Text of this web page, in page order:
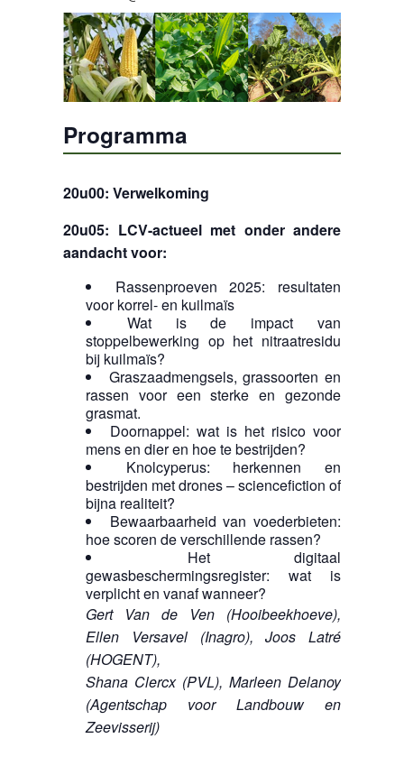
CONTACT
Programma
20u00: Verwelkoming
20u05: LCV-actueel met onder andere
aandacht voor:
Rassenproeven 2025: resultaten
voor korrel- en kuilmaïs
Wat is de impact van
stoppelbewerking op het nitraatresidu
bij kuilmaïs?
Graszaadmengsels, grassoorten en
rassen voor een sterke en gezonde
grasmat.
Doornappel: wat is het risico voor
mens en dier en hoe te bestrijden?
Knolcyperus: herkennen en
bestrijden met drones – sciencefiction of
bijna realiteit?
Bewaarbaarheid van voederbieten:
hoe scoren de verschillende rassen?
Het digitaal
gewasbeschermingsregister: wat is
verplicht en vanaf wanneer?
Gert Van de Ven (Hooibeekhoeve),
Ellen Versavel (Inagro), Joos Latré
(HOGENT),
Shana Clercx (PVL), Marleen Delanoy
(Agentschap voor Landbouw en
Zeevisserij)